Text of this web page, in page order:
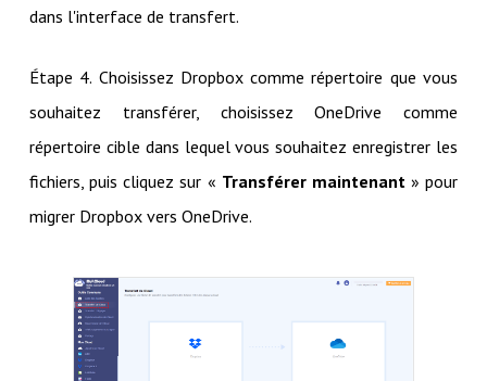
dans l'interface de transfert.
Étape 4. Choisissez Dropbox comme répertoire que vous
souhaitez transférer, choisissez OneDrive comme
répertoire cible dans lequel vous souhaitez enregistrer les
fichiers, puis cliquez sur « Transférer maintenant» pour
migrer Dropbox vers OneDrive.